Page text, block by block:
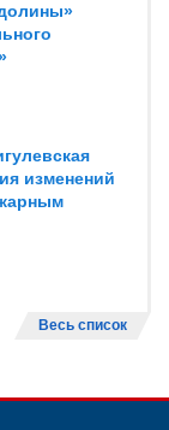
изменений
Весь список